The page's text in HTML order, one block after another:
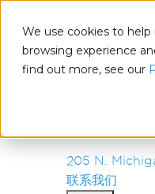
We use cookies to
browsing experience
find out more, see our
IRON
产品
企业
205 N.
联系我们